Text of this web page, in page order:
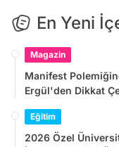
En Yeni
Magazin
Manifest
Ergül'den Dikkat
Eğitim
2026 Özel